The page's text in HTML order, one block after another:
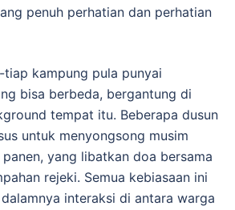
penuh perhatian dan perhatian
kampung pula punyai
bisa berbeda, bergantung di
tempat itu. Beberapa dusun
untuk menyongsong musim
yang libatkan doa bersama
rejeki. Semua kebiasaan ini
interaksi di antara warga